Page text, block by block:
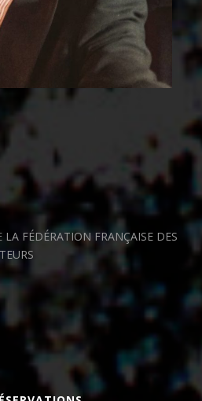
LA FÉDÉRATION FRANÇAISE DES